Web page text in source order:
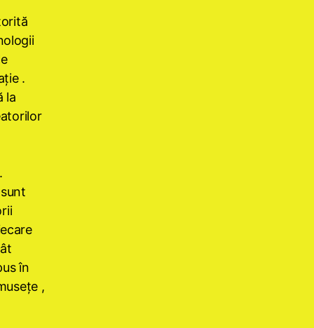
.
la
în
,